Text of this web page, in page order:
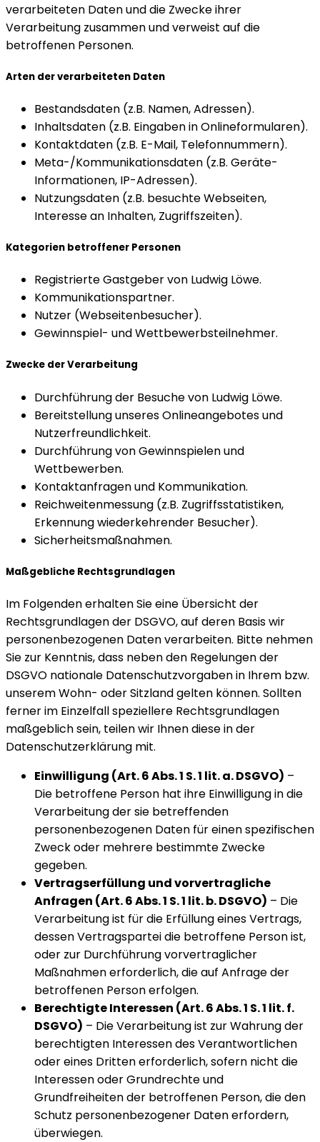
verarbeiteten Daten und die Zwecke ihrer
Verarbeitung zusammen und verweist auf die
betroffenen Personen.
Arten der verarbeiteten Daten
Bestandsdaten (z.B. Namen, Adressen).
Inhaltsdaten (z.B. Eingaben in Onlineformularen).
Kontaktdaten (z.B. E-Mail, Telefonnummern).
Meta-/Kommunikationsdaten (z.B. Geräte-
Informationen, IP-Adressen).
Nutzungsdaten (z.B. besuchte Webseiten,
Interesse an Inhalten, Zugriffszeiten).
Kategorien betroffener Personen
Registrierte Gastgeber von Ludwig Löwe.
Kommunikationspartner.
Nutzer (Webseitenbesucher).
Gewinnspiel- und Wettbewerbsteilnehmer.
Zwecke der Verarbeitung
Durchführung der Besuche von Ludwig Löwe.
Bereitstellung unseres Onlineangebotes und
Nutzerfreundlichkeit.
Durchführung von Gewinnspielen und
Wettbewerben.
Kontaktanfragen und Kommunikation.
Reichweitenmessung (z.B. Zugriffsstatistiken,
Erkennung wiederkehrender Besucher).
Sicherheitsmaßnahmen.
Maßgebliche Rechtsgrundlagen
Im Folgenden erhalten Sie eine Übersicht der
Rechtsgrundlagen der DSGVO, auf deren Basis wir
personenbezogenen Daten verarbeiten. Bitte nehmen
Sie zur Kenntnis, dass neben den Regelungen der
DSGVO nationale Datenschutzvorgaben in Ihrem bzw.
unserem Wohn- oder Sitzland gelten können. Sollten
ferner im Einzelfall speziellere Rechtsgrundlagen
maßgeblich sein, teilen wir Ihnen diese in der
Datenschutzerklärung mit.
Einwilligung (Art. 6 Abs. 1 S. 1 lit. a. DSGVO) –
Die betroffene Person hat ihre Einwilligung in die
Verarbeitung der sie betreffenden
personenbezogenen Daten für einen spezifischen
Zweck oder mehrere bestimmte Zwecke
gegeben.
Vertragserfüllung und vorvertragliche
Anfragen (Art. 6 Abs. 1 S. 1 lit. b. DSGVO) – Die
Verarbeitung ist für die Erfüllung eines Vertrags,
dessen Vertragspartei die betroffene Person ist,
oder zur Durchführung vorvertraglicher
Maßnahmen erforderlich, die auf Anfrage der
betroffenen Person erfolgen.
Berechtigte Interessen (Art. 6 Abs. 1 S. 1 lit. f.
DSGVO) – Die Verarbeitung ist zur Wahrung der
berechtigten Interessen des Verantwortlichen
oder eines Dritten erforderlich, sofern nicht die
Interessen oder Grundrechte und
Grundfreiheiten der betroffenen Person, die den
Schutz personenbezogener Daten erfordern,
überwiegen.